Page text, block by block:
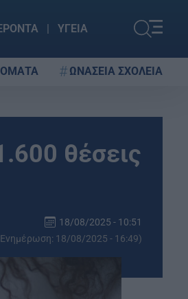
ΥΓΕΙΑ
ΩΝΑΣΕΙΑ ΣΧΟΛΕΙΑ
θέσεις
18/08/2025 - 10:51
Ενημέρωση: 18/08/2025 - 16:49)